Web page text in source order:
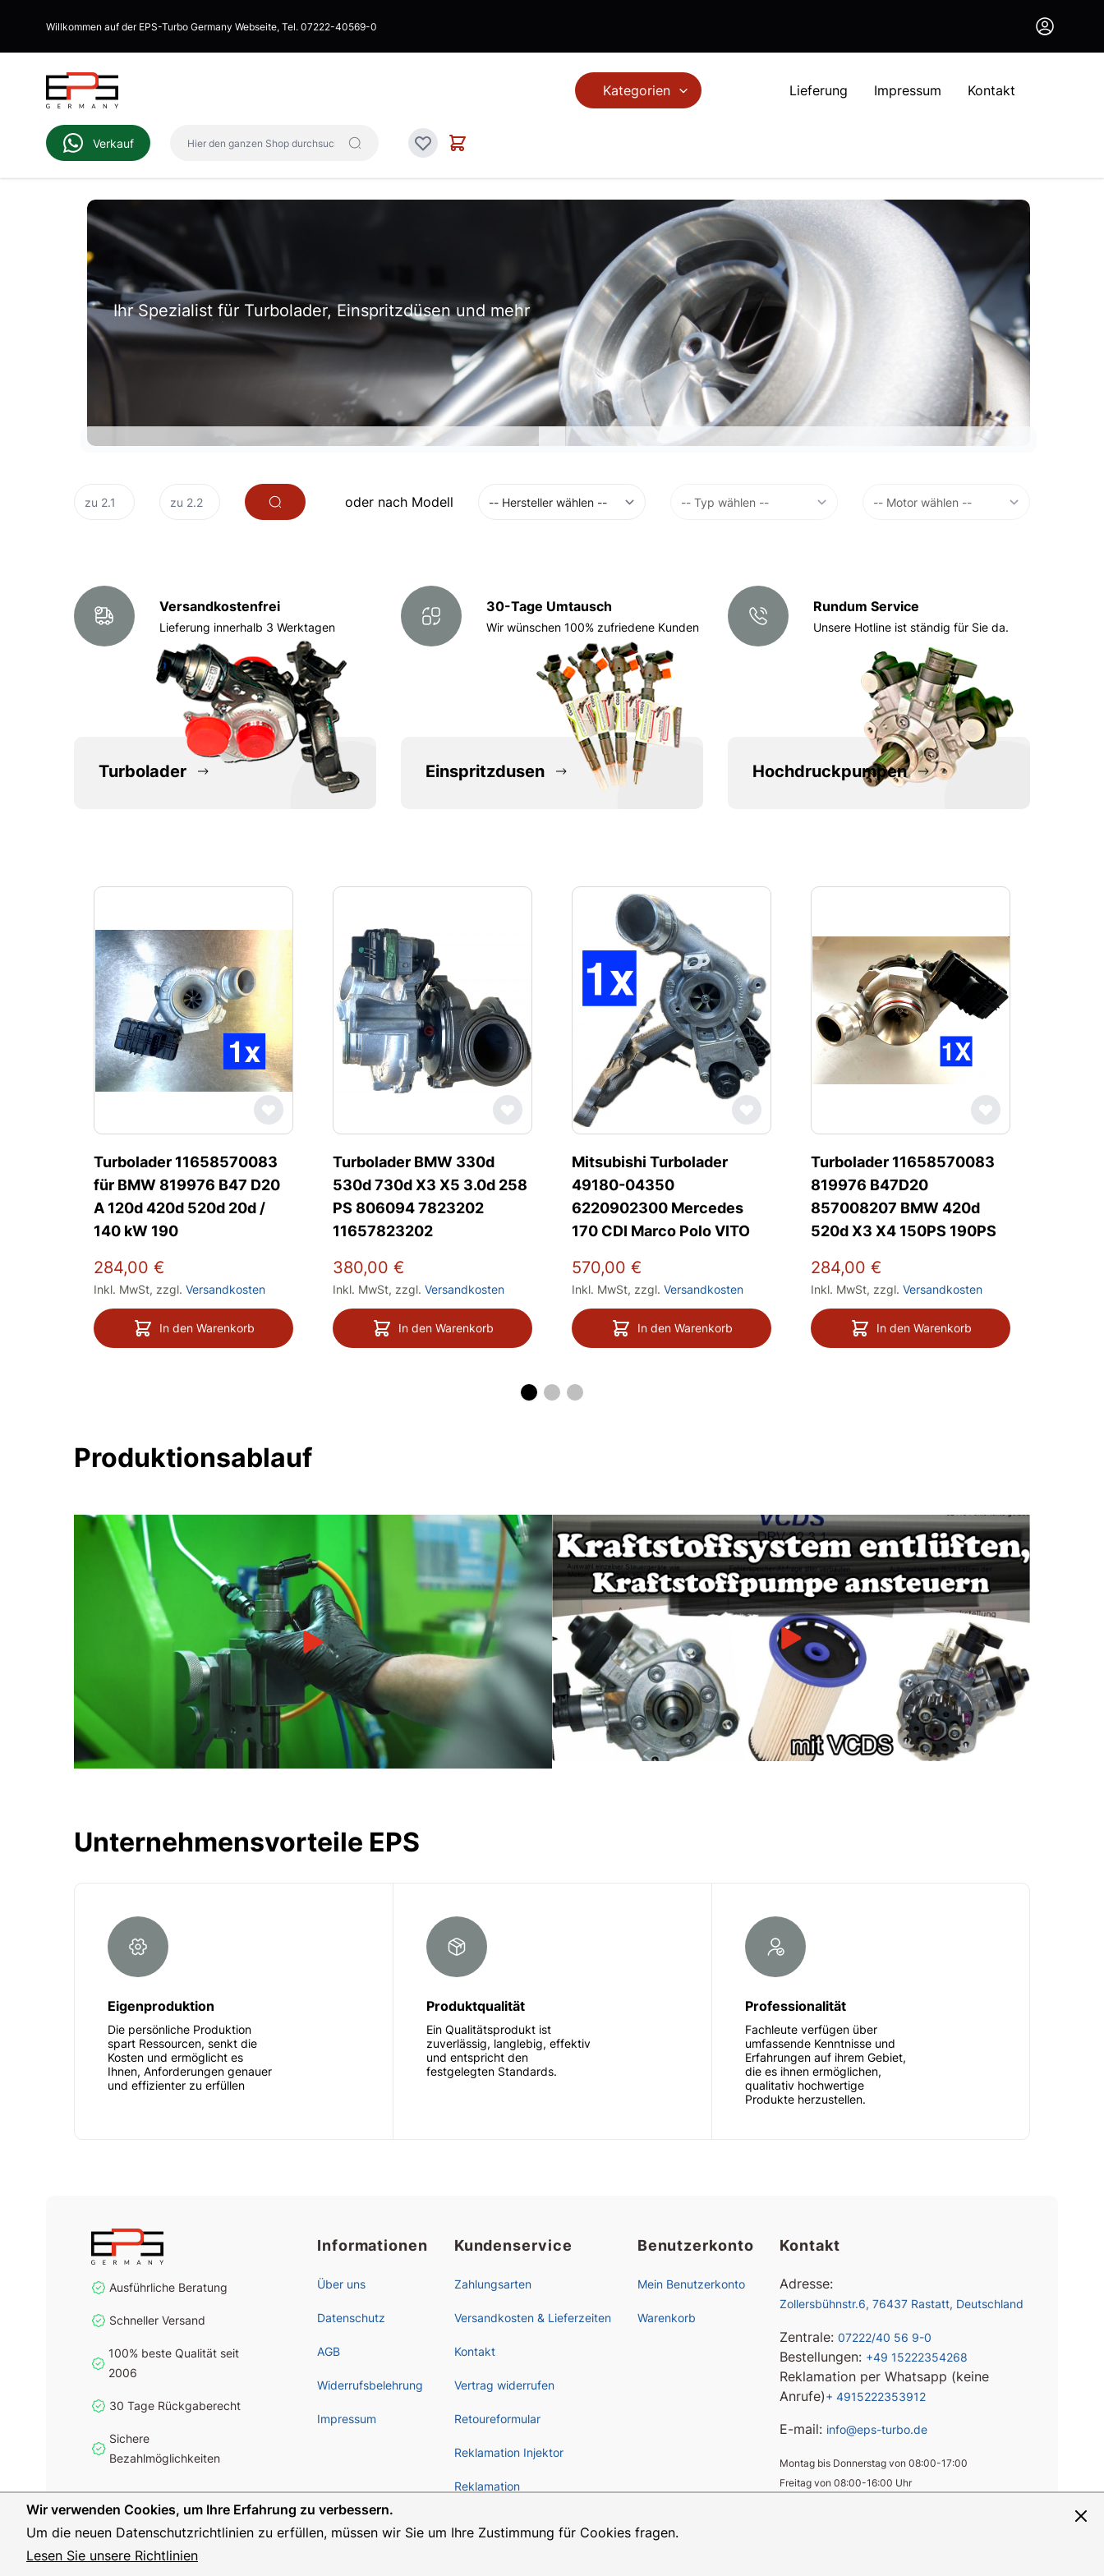
Wir verwenden Cookies, um Ihre Erfahrung zu verbessern.
Um die neuen Datenschutzrichtlinien zu erfüllen, müssen wir Sie um Ihre Zustimmung für Cookies fragen.
Lesen Sie unsere Richtlinien
Willkommen auf der EPS-Turbo Germany Webseite, Tel. 07222-40569-0
Kategorien Lieferung Impressum Kontakt
Verkauf
Hier den ganzen Shop durchsuchen...
Wunschliste
Warenkorb
Ihr Spezialist für Turbolader, Einspritzdüsen und mehr
oder nach Modell
Versandkostenfrei
Lieferung innerhalb 3 Werktagen
30-Tage Umtausch
Wir wünschen 100% zufriedene Kunden
Rundum Service
Unsere Hotline ist ständig für Sie da.
Turbolader Einspritzdusen Hochdruckpumpen
Turbolader 11658570083
für BMW 819976 B47 D20
A 120d 420d 520d 20d /
140 kW 190
284,00 €
Inkl. MwSt, zzgl. Versandkosten
In den Warenkorb
Turbolader BMW 330d
530d 730d X3 X5 3.0d 258
PS 806094 7823202
11657823202
380,00 €
Inkl. MwSt, zzgl. Versandkosten
In den Warenkorb
Mitsubishi Turbolader
49180-04350
6220902300 Mercedes
170 CDI Marco Polo VITO
570,00 €
Inkl. MwSt, zzgl. Versandkosten
In den Warenkorb
Turbolader 11658570083
819976 B47D20
857008207 BMW 420d
520d X3 X4 150PS 190PS
284,00 €
Inkl. MwSt, zzgl. Versandkosten
In den Warenkorb
Produktionsablauf
Unternehmensvorteile EPS
Eigenproduktion
Die persönliche Produktion
spart Ressourcen, senkt die
Kosten und ermöglicht es
Ihnen, Anforderungen genauer
und effizienter zu erfüllen
Produktqualität
Ein Qualitätsprodukt ist
zuverlässig, langlebig, effektiv
und entspricht den
festgelegten Standards.
Professionalität
Fachleute verfügen über
umfassende Kenntnisse und
Erfahrungen auf ihrem Gebiet,
die es ihnen ermöglichen,
qualitativ hochwertige
Produkte herzustellen.
Ausführliche Beratung
Schneller Versand
100% beste Qualität seit
2006
30 Tage Rückgaberecht
Sichere
Bezahlmöglichkeiten
Informationen
Über uns
Datenschutz
AGB
Widerrufsbelehrung
Impressum
Kundenservice
Zahlungsarten
Versandkosten & Lieferzeiten
Kontakt
Vertrag widerrufen
Retoureformular
Reklamation Injektor
Reklamation
Benutzerkonto
Mein Benutzerkonto
Warenkorb
Kontakt
Adresse:
Zollersbühnstr.6, 76437 Rastatt, Deutschland
Zentrale: 07222/40 56 9-0
Bestellungen: +49 15222354268
Reklamation per Whatsapp (keine
Anrufe)+ 4915222353912
E-mail: info@eps-turbo.de
Montag bis Donnerstag von 08:00-17:00
Freitag von 08:00-16:00 Uhr